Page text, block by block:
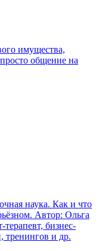
имущества,
общение на
наука. Как и что
Автор: Ольга
бизнес-
тренингов и др.